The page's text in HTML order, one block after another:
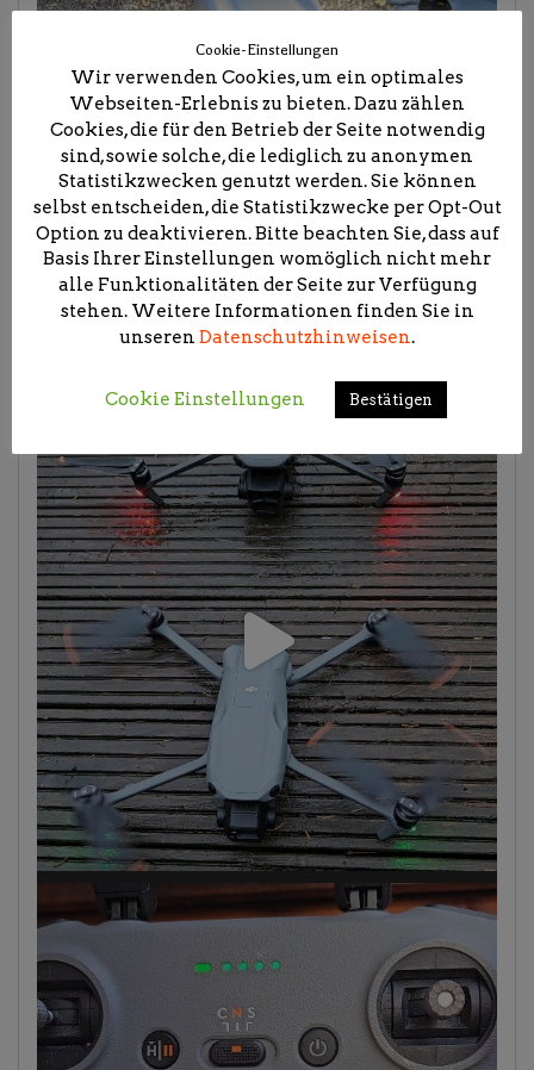
Cookie-Einstellungen
Wir verwenden Cookies, um ein optimales
Webseiten-Erlebnis zu bieten. Dazu zählen
Cookies, die für den Betrieb der Seite notwendig
sind, sowie solche, die lediglich zu anonymen
Statistikzwecken genutzt werden. Sie können
selbst entscheiden, die Statistikzwecke per Opt-Out
Option zu deaktivieren. Bitte beachten Sie, dass auf
Basis Ihrer Einstellungen womöglich nicht mehr
alle Funktionalitäten der Seite zur Verfügung
stehen. Weitere Informationen finden Sie in
unseren Datenschutzhinweisen.
Cookie Einstellungen Bestätigen